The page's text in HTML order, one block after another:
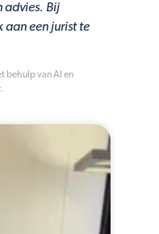
advies. Bij
aan een jurist te
behulp van AI en